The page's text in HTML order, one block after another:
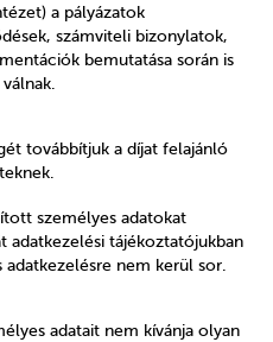
a pályázatok
számviteli bizonylatok,
bemutatása során is
továbbítjuk a díjat felajánló
személyes adatokat
adatkezelési tájékoztatójukban
nem kerül sor.
adatait nem kívánja olyan